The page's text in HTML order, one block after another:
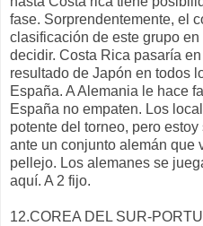
fase. Sorprendentemente, el
clasificación de este grupo
decidir. Costa Rica pasaría
resultado de Japón en todos
España. A Alemania le hace
España no empaten. Los
potente del torneo, pero
ante un conjunto alemán que
pellejo. Los alemanes se
aquí. A 2 fijo.
12.COREA DEL SUR-